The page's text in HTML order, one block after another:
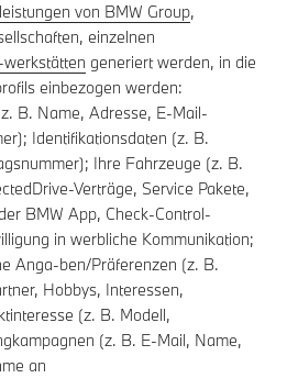
von BMW Group,
einzelnen
generiert werden, in die
einbezogen werden:
B. Name, Adresse, E-Mail-
Identifikationsdaten (z. B.
Ihre Fahrzeuge (z. B.
Verträge, Service Pakete,
BMW App, Check-Control-
in werbliche Kommunikation;
Anga-ben/Präferenzen (z. B.
Hobbys, Interessen,
(z. B. Modell,
(z. B. E-Mail, Name,
an